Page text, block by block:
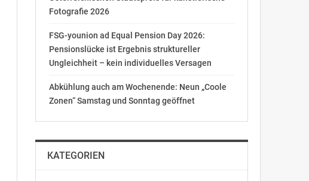
Fotografie 2026
FSG-younion ad Equal Pension Day 2026:
Pensionslücke ist Ergebnis struktureller
Ungleichheit – kein individuelles Versagen
Abkühlung auch am Wochenende: Neun „Coole
Zonen“ Samstag und Sonntag geöffnet
KATEGORIEN